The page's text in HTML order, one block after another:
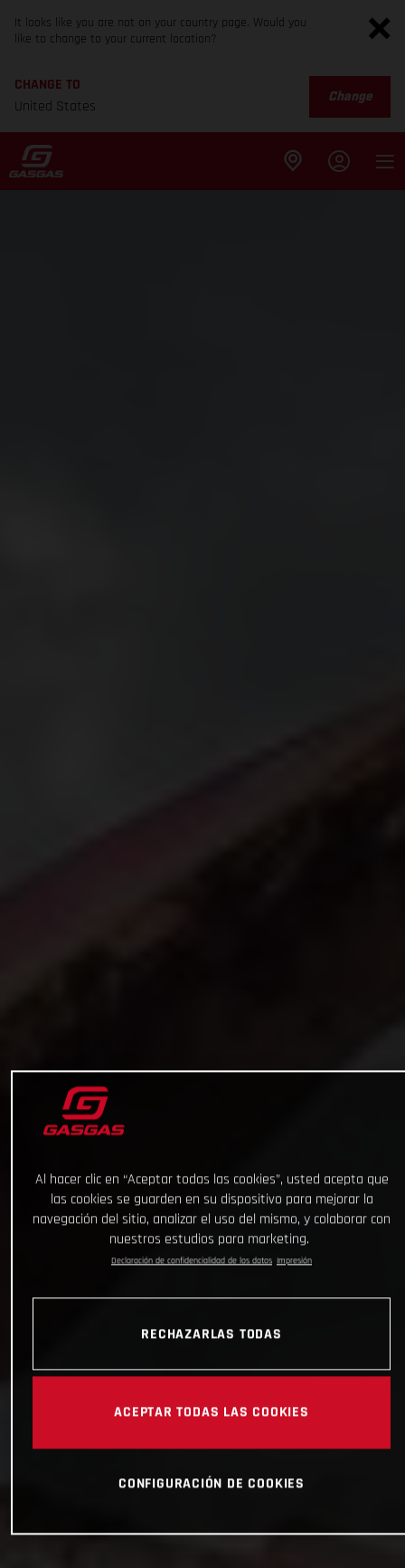
It looks like you are not on your country page. Would you
like to change to your current location?
CHANGE TO
United States
Change
Al hacer clic en “Aceptar todas las cookies”, usted acepta que
las cookies se guarden en su dispositivo para mejorar la
navegación del sitio, analizar el uso del mismo, y colaborar con
nuestros estudios para marketing.
Declaración de confidencialidad de los datos Impresión
RECHAZARLAS TODAS
ACEPTAR TODAS LAS COOKIES
CONFIGURACIÓN DE COOKIES